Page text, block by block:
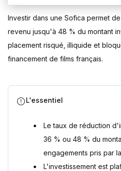
placement de rendement
Questions fréquentes
Qu'est-ce qu'une Sofica ?
Quel est le taux de réduction
La Sofica est-elle un
Investir dans une Sofica permet
revenu jusqu'à 48 % du montant
placement risqué, illiquide et
financement de films français.
L'essentiel
Le taux de réduction
36 % ou 48 % du
engagements pris par
L'investissement est